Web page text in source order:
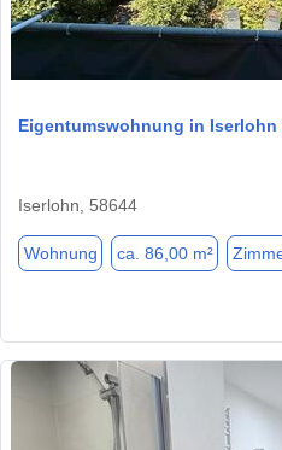
Eigentumswohnung in Iserlohn
Iserlohn, 58644
Wohnung ca. 86,00 m²